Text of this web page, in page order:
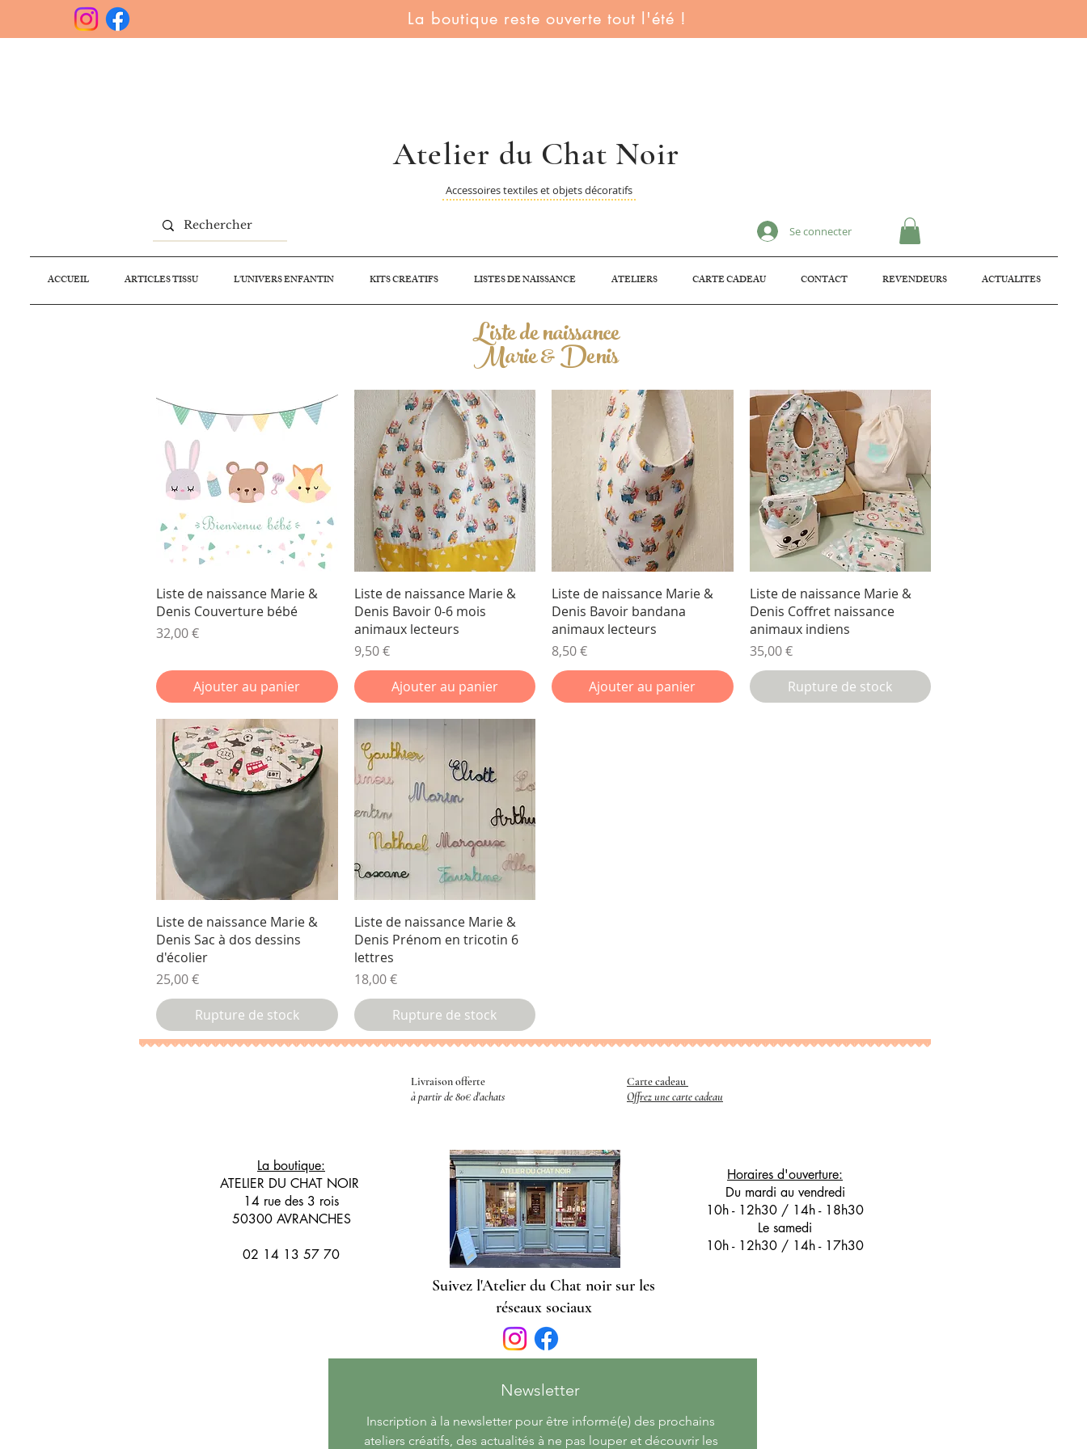
La boutique reste ouverte tout l'été !
Atelier du Chat Noir
Accessoires textiles et objets décoratifs
Se connecter
ACCUEIL ARTICLES TISSU L'UNIVERS ENFANTIN KITS CREATIFS LISTES DE NAISSANCE ATELIERS CARTE CADEAU CONTACT REVENDEURS ACTUALITES
Liste de naissance
Marie & Denis
Aperçu rapide
Liste de naissance Marie &
Denis Couverture bébé
Prix
32,00 €
Ajouter au panier
Aperçu rapide
Liste de naissance Marie &
Denis Bavoir 0-6 mois
animaux lecteurs
Prix
9,50 €
Ajouter au panier
Aperçu rapide
Liste de naissance Marie &
Denis Bavoir bandana
animaux lecteurs
Prix
8,50 €
Ajouter au panier
Aperçu rapide
Liste de naissance Marie &
Denis Coffret naissance
animaux indiens
Prix
35,00 €
Rupture de stock
Aperçu rapide
Liste de naissance Marie &
Denis Sac à dos dessins
d'écolier
Prix
25,00 €
Rupture de stock
Aperçu rapide
Liste de naissance Marie &
Denis Prénom en tricotin 6
lettres
Prix
18,00 €
Rupture de stock
Livraison offerte
à partir de 80€ d'achats
Carte cadeau
Offrez une carte cadeau
La boutique:
ATELIER DU CHAT NOIR
14 rue des 3 rois
50300 AVRANCHES
02 14 13 57 70
Horaires d'ouverture:
Du mardi au vendredi
10h - 12h30 / 14h - 18h30
Le samedi
10h - 12h30 / 14h - 17h30
Suivez l'Atelier du Chat noir sur les
réseaux sociaux
Inscription à la newsletter pour être informé(e) des prochains
ateliers créatifs, des actualités à ne pas louper et découvrir les